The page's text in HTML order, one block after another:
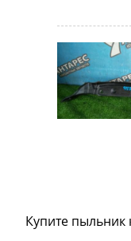
Купите